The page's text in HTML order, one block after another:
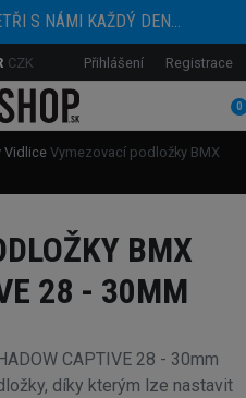
S NÁMI KAŽDÝ DEN...
CZK Přihlášení Registrace
0
Vidlice Vymezovací podložky BMX
BMX
28 - 30MM
CAPTIVE 28 - 30mm
díky kterým lze nastavit